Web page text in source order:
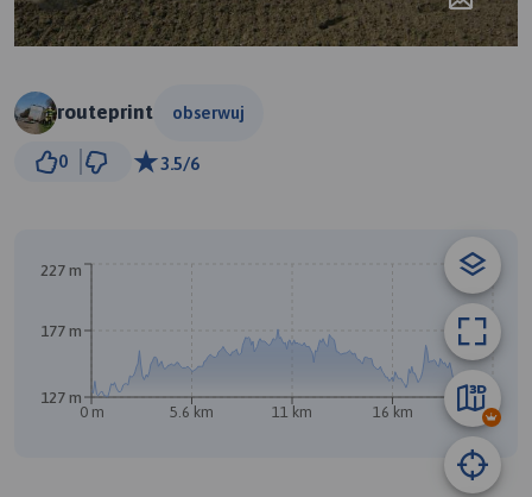
routeprint obserwuj
0 3.5/6
0 m 5.6 km 11 km 16 km 22 km
127 m
177 m
227 m